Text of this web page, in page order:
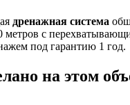
дренажная система
метров с
под гарантию 1 год.
на этом